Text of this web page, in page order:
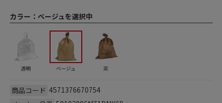
カラー： ベージュを選択中
透明 ベージュ 茶
商品コード 4571376670754